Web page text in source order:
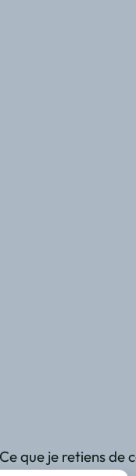
que je